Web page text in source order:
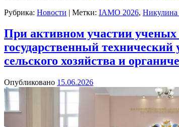
Рубрика: Новости | Метки: IAMO 2026,
При активном участии
государственный
сельского хозяйства и
Опубликовано 15.06.2026